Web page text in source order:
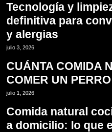
Tecnología y
definitiva para
y alergias
julio 3, 2026
CUÁNTA COMIDA
COMER UN
julio 1, 2026
Comida natural
a domicilio: lo que